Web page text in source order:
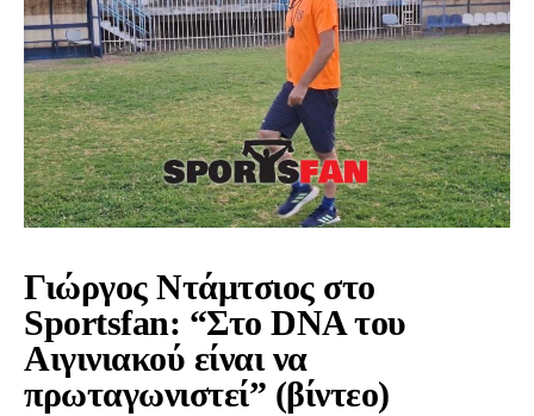
Γιώργος Ντάμτσιος στο
Sportsfan: “Στο DNA του
Αιγινιακού είναι να
πρωταγωνιστεί” (βίντεο)